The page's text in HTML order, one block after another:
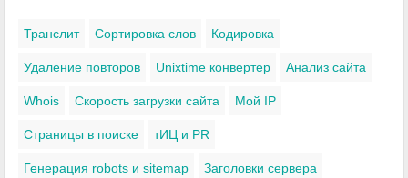
Транслит Сортировка слов Кодировка
Удаление повторов Unixtime конвертер Анализ сайта
Whois Скорость загрузки сайта Мой IP
Страницы в поиске тИЦ и PR
Генерация robots и sitemap Заголовки сервера